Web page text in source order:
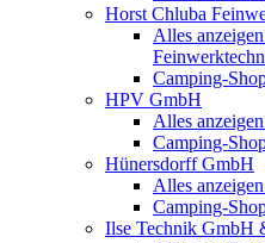
Horst Chluba
Alles
Camping-
HPV GmbH
Alles
Camping-
Hünersdorff GmbH
Alles
Camping-
Ilse Technik GmbH